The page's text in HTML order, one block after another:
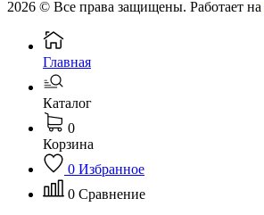
2026 © Все права защищены. Работает на
Главная
Каталог
0
Корзина
0 Избранное
0 Сравнение